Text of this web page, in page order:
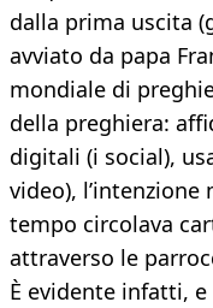
dalla prima uscita
avviato da papa
mondiale di
della preghiera:
digitali (i social),
video),
tempo circolava
attraverso le
È evidente infatti,